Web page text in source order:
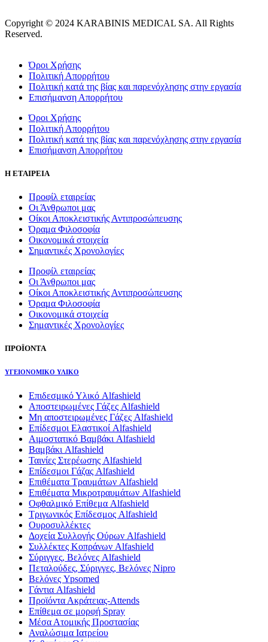
Copyright © 2024 KARABINIS MEDICAL SA. All Rights
Reserved.
Όροι Χρήσης
Πολιτική Απορρήτου
Πολιτική κατά της βίας και παρενόχλησης στην εργασία
Επισήμανση Απορρήτου
Όροι Χρήσης
Πολιτική Απορρήτου
Πολιτική κατά της βίας και παρενόχλησης στην εργασία
Επισήμανση Απορρήτου
Η ΕΤΑΙΡΕΙΑ
Προφίλ εταιρείας
Οι Άνθρωποι μας
Οίκοι Αποκλειστικής Αντιπροσώπευσης
Όραμα Φιλοσοφία
Οικονομικά στοιχεία
Σημαντικές Χρονολογίες
Προφίλ εταιρείας
Οι Άνθρωποι μας
Οίκοι Αποκλειστικής Αντιπροσώπευσης
Όραμα Φιλοσοφία
Οικονομικά στοιχεία
Σημαντικές Χρονολογίες
ΠΡΟΪΟΝΤΑ
ΥΓΕΙΟΝΟΜΙΚΟ ΥΛΙΚΟ
Επιδεσμικό Υλικό Alfashield
Αποστειρωμένες Γάζες Alfashield
Μη αποστειρωμένες Γάζες Alfashield
Επίδεσμοι Ελαστικοί Alfashield
Αιμοστατικό Βαμβάκι Alfashield
Βαμβάκι Alfashield
Ταινίες Στερέωσης Alfashield
Επίδεσμοι Γάζας Alfashield
Επιθέματα Τραυμάτων Alfashield
Επιθέματα Μικροτραυμάτων Alfashield
Οφθαλμικό Eπίθεμα Alfashield
Τριγωνικός Επίδεσμος Alfashield
Ουροσυλλέκτες
Δοχεία Συλλογής Ούρων Alfashield
Συλλέκτες Κοπράνων Alfashield
Σύριγγες, Βελόνες Alfashield
Πεταλούδες, Σύριγγες, Βελόνες Nipro
Βελόνες Ypsomed
Γάντια Alfashield
Προϊόντα Ακράτειας-Attends
Επίθεμα σε μορφή Spray
Μέσα Ατομικής Προστασίας
Αναλώσιμα Ιατρείου